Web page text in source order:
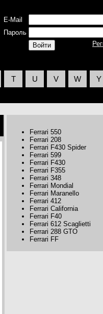
E-Mail
Пароль
T U V W Y
Ferrari 550
Ferrari 208
Ferrari F430 Spider
Ferrari 599
Ferrari F430
Ferrari F355
Ferrari 348
Ferrari Mondial
Ferrari Maranello
Ferrari 412
Ferrari California
Ferrari F40
Ferrari 612 Scaglietti
Ferrari 288 GTO
Ferrari FF